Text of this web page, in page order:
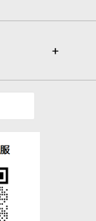
＋
＋